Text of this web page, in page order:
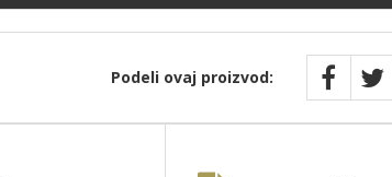
Podeli ovaj proizvod: